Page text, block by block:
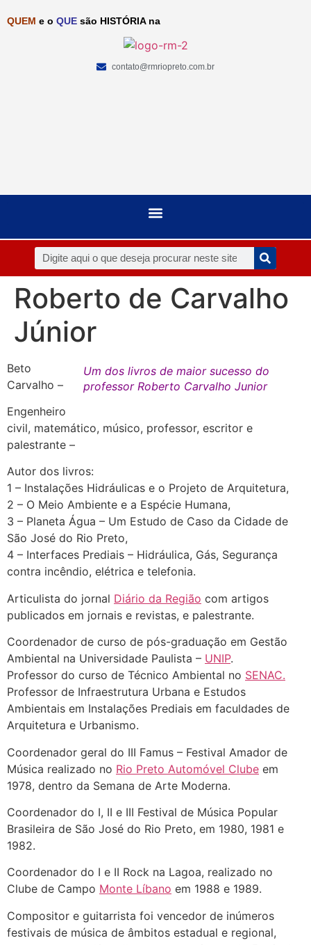
QUEM e o QUE são HISTÓRIA na
contato@rmriopreto.com.br
Roberto de Carvalho
Júnior
Um dos livros de maior sucesso do
professor Roberto Carvalho Junior
Beto
Carvalho –
Engenheiro
civil, matemático, músico, professor, escritor e
palestrante –
Autor dos livros:
1 – Instalações Hidráulicas e o Projeto de Arquitetura,
2 – O Meio Ambiente e a Espécie Humana,
3 – Planeta Água – Um Estudo de Caso da Cidade de
São José do Rio Preto,
4 – Interfaces Prediais – Hidráulica, Gás, Segurança
contra incêndio, elétrica e telefonia.
Articulista do jornal Diário da Região com artigos
publicados em jornais e revistas, e palestrante.
Coordenador de curso de pós-graduação em Gestão
Ambiental na Universidade Paulista – UNIP.
Professor do curso de Técnico Ambiental no SENAC.
Professor de Infraestrutura Urbana e Estudos
Ambientais em Instalações Prediais em faculdades de
Arquitetura e Urbanismo.
Coordenador geral do III Famus – Festival Amador de
Música realizado no Rio Preto Automóvel Clube em
1978, dentro da Semana de Arte Moderna.
Coordenador do I, II e III Festival de Música Popular
Brasileira de São José do Rio Preto, em 1980, 1981 e
1982.
Coordenador do I e II Rock na Lagoa, realizado no
Clube de Campo Monte Líbano em 1988 e 1989.
Compositor e guitarrista foi vencedor de inúmeros
festivais de música de âmbitos estadual e regional,